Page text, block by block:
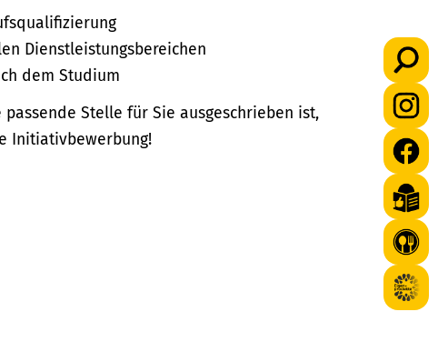
Dienstleistungsbereichen
dem Studium
passende Stelle für Sie ausgeschrieben ist,
Initiativbewerbung!